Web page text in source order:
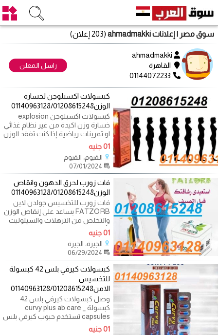
سوق مصر | إعلانات ahmadmakki (203 إعلان)
القاهرة
راسل المعلن
كبسولات اكسبلوجن لخسارة
الوزن01140963128/01208615248
كبسولات اكسبلوجن explosion
خسارة وزن اكيدة من غير نظام غذائي
او تمرينات رياضية إذا كنت تفقد الوزن
01 جنيه
الفيوم، الفيوم
فات زورب لحرق الدهون وانقاص
الوزن01140963128/01208615248
فات زورب للتخسيس جولدن لاين
FATZORB يساعد على إنقاص الوزن
والتخلص من الترهلات والسيلوليت
لأصلاح شكل
01 جنيه
الجيزة، الجيزة
كبسولات كيرفي بلس 42 كبسولة
للتخسيس
الامن01140963128/01208615248
وصل كبسولات كيرفي بلس 42
كبسولة _ curvy plus ab care
capsules تستخدم حبوب كيرفي بلس
للتخسيس وحرق الدهون بطريقة
01 جنيه